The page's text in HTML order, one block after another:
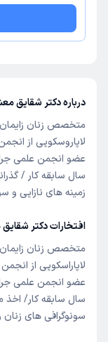
درباره دکتر شقایق
متخصص زنان
لاپاروسکوپی از
سال سابقه کار /
زمینه های نازایی و
افتخارات دکتر
متخصص زنان
لاپاراسکوپی از
سال سابقه کار/ اخذ
سونوگرافی های زنان